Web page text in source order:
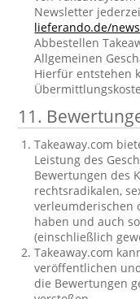
Newsletter
lieferando.de/
Abbestellen
Allgemeinen
Hierfür entstehen
11.
Takeaway.com
Leistung des
Bewertungen des
rechtsradikalen,
verleumderischen
haben und auch
(einschließlich
Takeaway.com
veröffentlichen
die Bewertungen